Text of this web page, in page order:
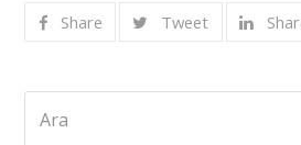
Share Tweet